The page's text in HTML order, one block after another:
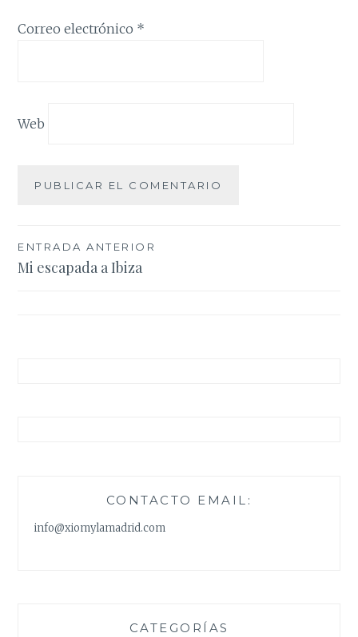
Correo electrónico *
Web
Navegación
de
ENTRADA ANTERIOR
Mi escapada a Ibiza
CONTACTO EMAIL:
info@xiomylamadrid.com
CATEGORÍAS